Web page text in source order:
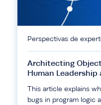
Perspectivas de
Architecting
Human
This article explains
bugs in program logic